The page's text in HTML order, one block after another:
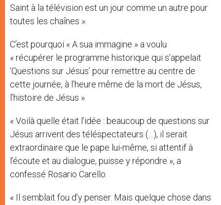
Saint à la télévision est un jour comme un autre pour
toutes les chaînes ».
C’est pourquoi « A sua immagine » a voulu
« récupérer le programme historique qui s’appelait
‘Questions sur Jésus’ pour remettre au centre de
cette journée, à l’heure même de la mort de Jésus,
l’histoire de Jésus ».
« Voilà quelle était l’idée : beaucoup de questions sur
Jésus arrivent des téléspectateurs (…), il serait
extraordinaire que le pape lui-même, si attentif à
l’écoute et au dialogue, puisse y répondre », a
confessé Rosario Carello.
« Il semblait fou d’y penser. Mais quelque chose dans